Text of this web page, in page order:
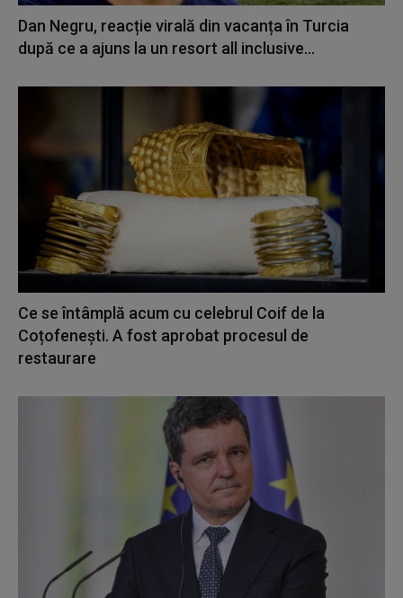
Dan Negru, reacție virală din vacanța în Turcia
după ce a ajuns la un resort all inclusive...
Ce se întâmplă acum cu celebrul Coif de la
Coțofenești. A fost aprobat procesul de
restaurare